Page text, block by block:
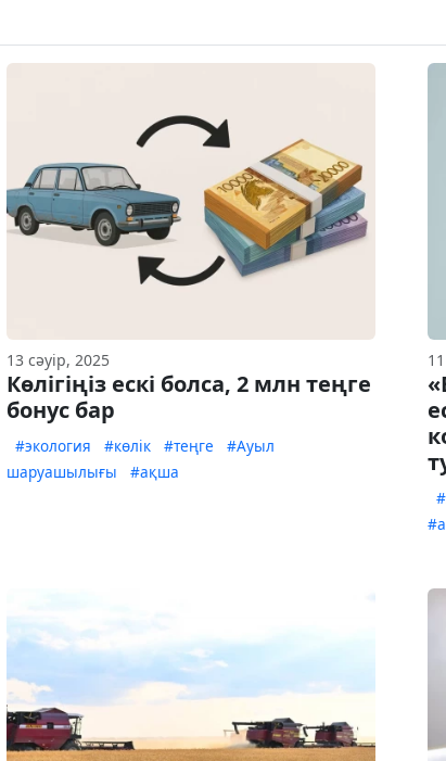
13 сәуір, 2025
Көлігіңіз ескі болса, 2 млн теңге
бонус бар
#экология #көлік #теңге
#Ауыл
шаруашылығы
#ақша